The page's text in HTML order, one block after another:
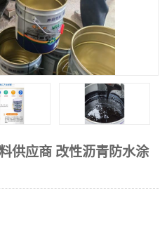
供应商 改性沥青防水涂